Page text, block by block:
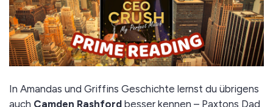
In Amandas und Griffins Geschichte lernst du übrigens
auch Camden Rashford besser kennen – Paxtons Dad